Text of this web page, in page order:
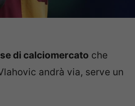
di calciomercato che
andrà via, serve un